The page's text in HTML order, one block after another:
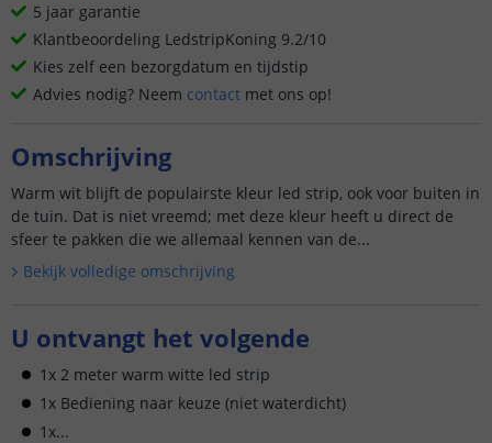
5 jaar garantie
Klantbeoordeling LedstripKoning 9.2/10
Kies zelf een bezorgdatum en tijdstip
Advies nodig? Neem contact met ons op!
Omschrijving
Warm wit blijft de populairste kleur led strip, ook voor buiten in
de tuin. Dat is niet vreemd; met deze kleur heeft u direct de
sfeer te pakken die we allemaal kennen van de...
Bekijk volledige omschrijving
U ontvangt het volgende
1x 2 meter warm witte led strip
1x Bediening naar keuze (niet waterdicht)
1x...